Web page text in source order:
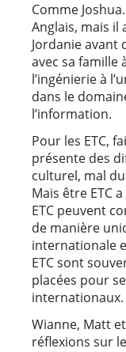
Comme
Anglais, mais il
Jordanie avant
avec sa famille
l’ingénierie à
dans le
l’information.
Pour les ETC,
présente des
culturel, mal
Mais être ETC
ETC peuvent
de manière
internationale
ETC sont
placées pour
internationaux.
Wianne, Matt
réflexions sur